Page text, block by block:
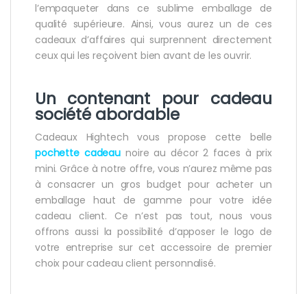
l’empaqueter dans ce sublime emballage de
qualité supérieure. Ainsi, vous aurez un de ces
cadeaux d’affaires qui surprennent directement
ceux qui les reçoivent bien avant de les ouvrir.
Un contenant pour cadeau
société abordable
Cadeaux Hightech vous propose cette belle
pochette cadeau noire au décor 2 faces à prix
mini. Grâce à notre offre, vous n’aurez même pas
à consacrer un gros budget pour acheter un
emballage haut de gamme pour votre idée
cadeau client. Ce n’est pas tout, nous vous
offrons aussi la possibilité d’apposer le logo de
votre entreprise sur cet accessoire de premier
choix pour cadeau client personnalisé.